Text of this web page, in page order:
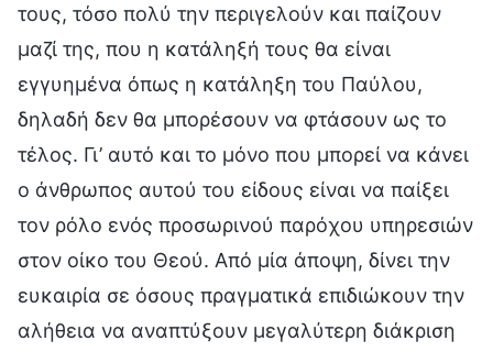
τους, τόσο πολύ την περιγελούν και παίζουν
μαζί της, που η κατάληξή τους θα είναι
εγγυημένα όπως η κατάληξη του Παύλου,
δηλαδή δεν θα μπορέσουν να φτάσουν ως το
τέλος. Γι’ αυτό και το μόνο που μπορεί να κάνει
ο άνθρωπος αυτού του είδους είναι να παίξει
τον ρόλο ενός προσωρινού παρόχου υπηρεσιών
στον οίκο του Θεού. Από μία άποψη, δίνει την
ευκαιρία σε όσους πραγματικά επιδιώκουν την
αλήθεια να αναπτύξουν μεγαλύτερη διάκριση